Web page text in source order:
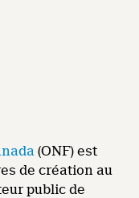
(ONF) est
de création au
public de